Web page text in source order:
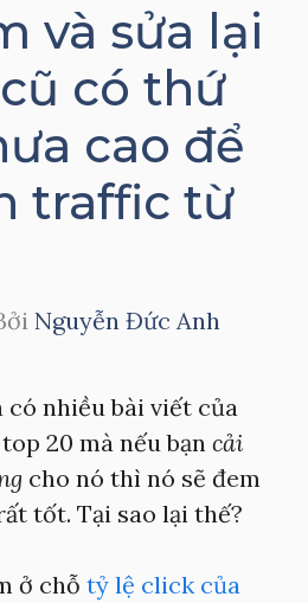
và sửa lại
có thứ
cao để
traffic từ
Nguyễn Đức Anh
nhiều bài viết của
20 mà nếu bạn cải
cho nó thì nó sẽ đem
tốt. Tại sao lại thế?
ở chỗ tỷ lệ click của